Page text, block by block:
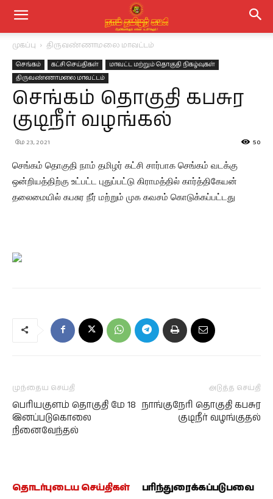
முகப்பு திருவண்ணாமலை மாவட்டம்
செங்கம் கட்சி செய்திகள்
மாவட்ட மற்றும் தொகுதி நிகழ்வுகள்
திருவண்ணாமலை மாவட்டம்
செங்கம் தொகுதி கபசுர
குடிநீர் வழங்கல்
மே 23, 2021 50
செங்கம் தொகுதி நாம் தமிழர் கட்சி சார்பாக செங்கம் வடக்கு
ஒன்றியத்திற்கு உட்பட்ட புதுப்பட்டு கிராமத்தில் கார்த்திகேயன்
தலைமையில் கபசுர நீர் மற்றும் முக கவசம் கொடுக்கப்பட்டது
முந்தைய செய்தி
பெரியகுளம் தொகுதி மே 18
இனப்படுகொலை
நினைவேந்தல்
அடுத்த செய்தி
நாங்குநேரி தொகுதி கபசுர
குடிநீர் வழங்குதல்
தொடர்புடைய செய்திகள் பரிந்துரைக்கப்படுபவை